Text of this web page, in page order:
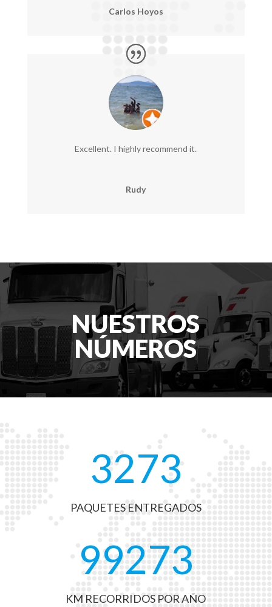
Carlos Hoyos
Excellent. I highly recommend it.
Rudy
NUESTROS
NÚMEROS
3273
PAQUETES ENTREGADOS
99273
KM RECORRIDOS POR AÑO